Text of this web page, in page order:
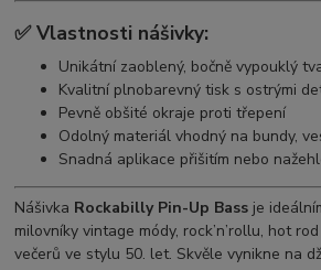
✅ Vlastnosti nášivky:
Unikátní zaoblený, bočně vypouklý
Kvalitní plnobarevný tisk s ostrými
Pevně obšité okraje proti třepení
Odolný materiál vhodný na bundy,
Snadná aplikace přišitím nebo
Nášivka Rockabilly Pin-Up Bass je
milovníky vintage módy, rock’n’rollu, hot
večerů ve stylu 50. let. Skvěle vynikne na